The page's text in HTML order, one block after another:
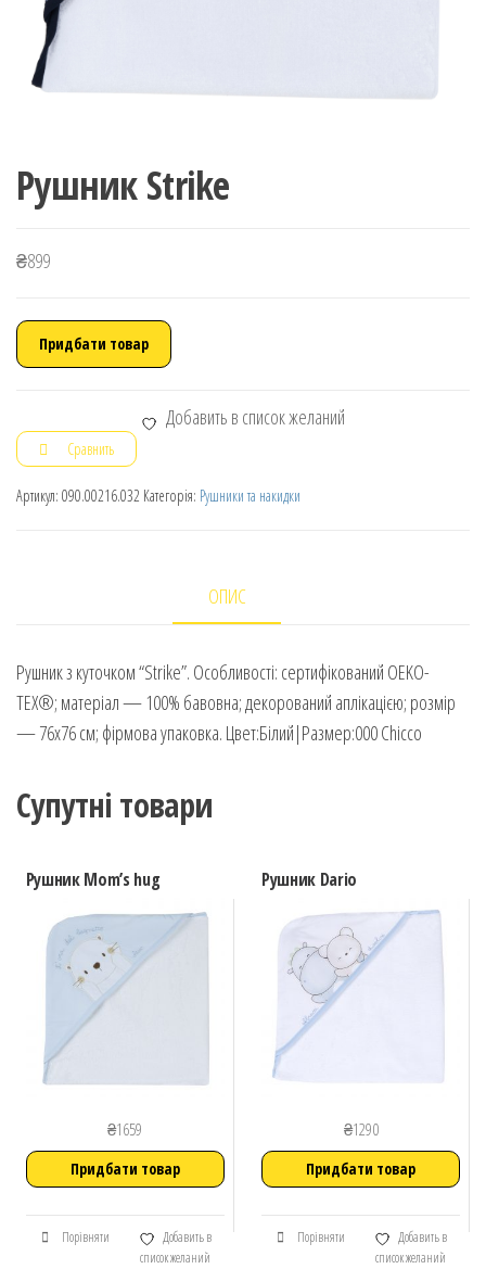
Рушник Strike
₴899
Придбати товар
Добавить в список желаний
Сравнить
Артикул: 090.00216.032 Категорія: Рушники та накидки
ОПИС
Рушник з куточком “Strike”. Особливості: сертифікований OEKO-
TEX®; матеріал — 100% бавовна; декорований аплікацією; розмір
— 76х76 см; фірмова упаковка. Цвет:Білий|Размер:000 Chicco
Супутні товари
Рушник Mom’s hug
₴1659
Придбати товар
Порівняти
Добавить в
список желаний
Рушник Dario
₴1290
Придбати товар
Порівняти
Добавить в
список желаний